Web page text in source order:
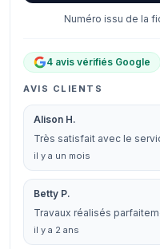
Numéro issu de la
4 avis vérifiés Google
AVIS CLIENTS
Alison H.
Très satisfait avec le
il y a un mois
Betty P.
Travaux réalisés
il y a 2 ans